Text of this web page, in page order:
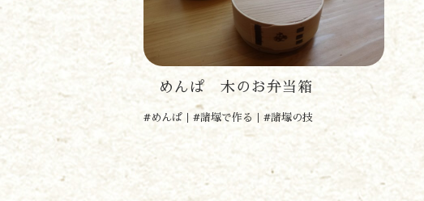
めんぱ 木のお弁当箱
#めんぱ #諸塚で作る #諸塚の技